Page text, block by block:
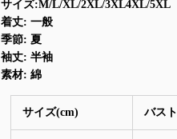
サイズ:M/L/XL/2XL/3XL4XL/5XL
着丈: 一般
季節: 夏
袖丈: 半袖
素材: 綿
サイズ(cm) バスト